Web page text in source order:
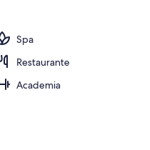
Spa
Restaurante
Academia